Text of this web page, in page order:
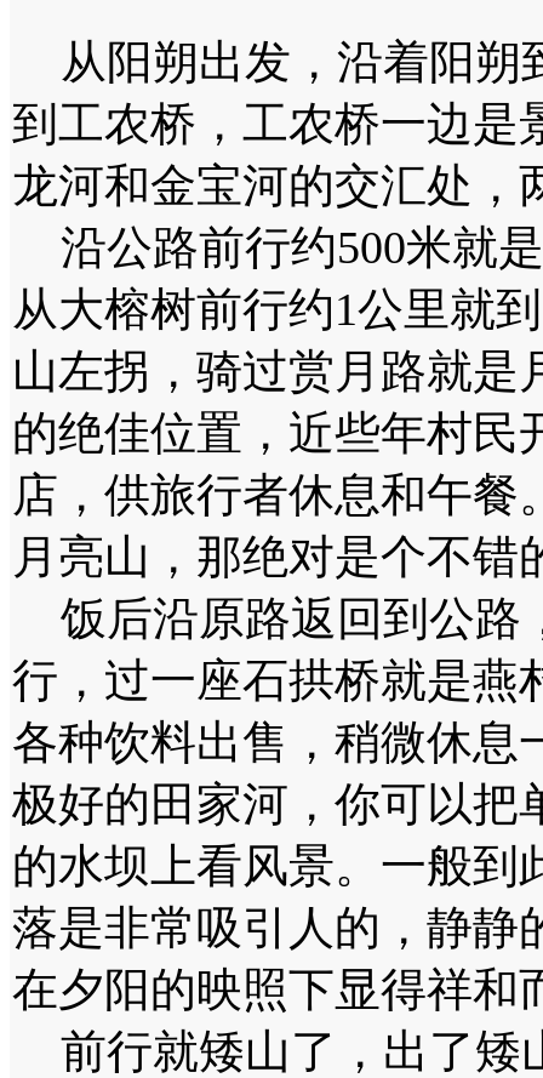
从阳朔出发，沿着阳朔
到工农桥，工农桥一边是
龙河和金宝河的交汇处，
沿公路前行约500米就
从大榕树前行约1公里就
山左拐，骑过赏月路就是
的绝佳位置，近些年村民
店，供旅行者休息和午
月亮山，那绝对是个不错
饭后沿原路返回到公路
行，过一座石拱桥就是燕
各种饮料出售，稍微休息
极好的田家河，你可以把
的水坝上看风景。一般到
落是非常吸引人的，静静
在夕阳的映照下显得祥和
前行就矮山了，出了矮